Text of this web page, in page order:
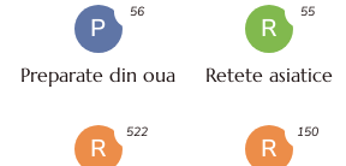
P
Preparate din oua
56
R
Retete asiatice
55
R
522
R
150